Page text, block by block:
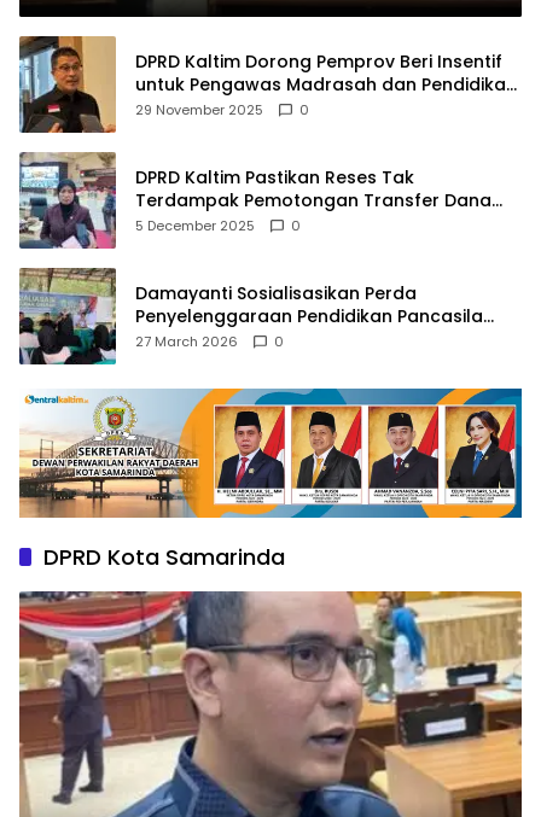
DPRD Kaltim Dorong Pemprov Beri Insentif
untuk Pengawas Madrasah dan Pendidikan
Agama
29 November 2025 0
DPRD Kaltim Pastikan Reses Tak
Terdampak Pemotongan Transfer Dana
Pusat
5 December 2025 0
Damayanti Sosialisasikan Perda
Penyelenggaraan Pendidikan Pancasila
dan Wawasan Kebangsaan
27 March 2026 0
DPRD Kota Samarinda